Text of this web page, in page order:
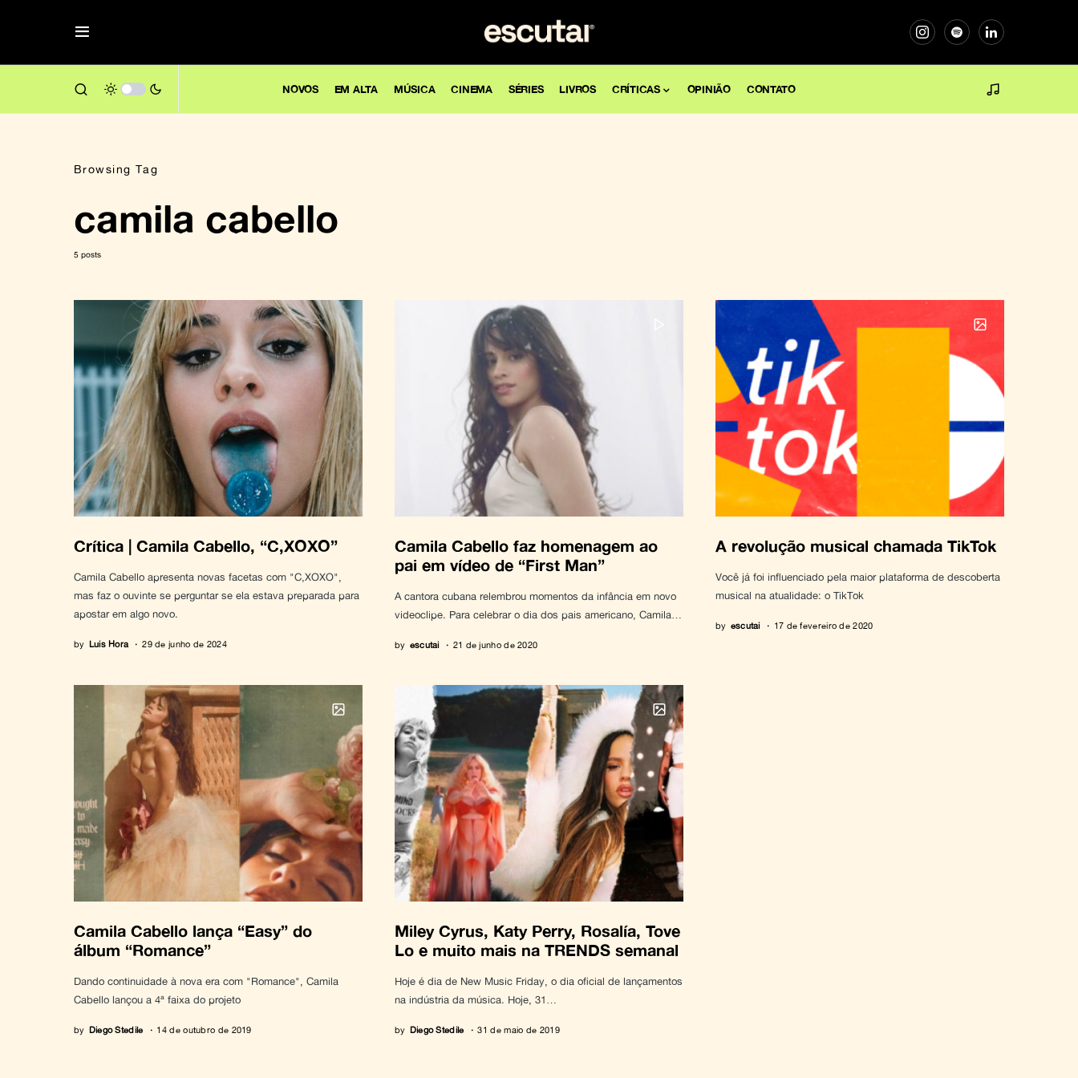
NOVOS EM ALTA MÚSICA CINEMA SÉRIES LIVROS CRÍTICAS OPINIÃO CONTATO
Browsing Tag
camila cabello
5 posts
Crítica | Camila Cabello, “C,XOXO”
Camila Cabello apresenta novas facetas com "C,XOXO",
mas faz o ouvinte se perguntar se ela estava preparada para
apostar em algo novo.
by Luis Hora 29 de junho de 2024
Camila Cabello faz homenagem ao
pai em vídeo de “First Man”
A cantora cubana relembrou momentos da infância em novo
videoclipe. Para celebrar o dia dos pais americano, Camila…
by escutai 21 de junho de 2020
A revolução musical chamada TikTok
Você já foi influenciado pela maior plataforma de descoberta
musical na atualidade: o TikTok
by escutai 17 de fevereiro de 2020
Camila Cabello lança “Easy” do
álbum “Romance”
Dando continuidade à nova era com "Romance", Camila
Cabello lançou a 4ª faixa do projeto
by Diego Stedile 14 de outubro de 2019
Miley Cyrus, Katy Perry, Rosalía, Tove
Lo e muito mais na TRENDS semanal
Hoje é dia de New Music Friday, o dia oficial de lançamentos
na indústria da música. Hoje, 31…
by Diego Stedile 31 de maio de 2019